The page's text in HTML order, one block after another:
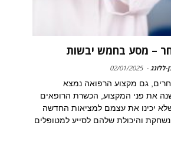
– מסע בחמש יבשות
ללונג -
02/01/2025
גם מקצוע הרפואה נמצא
את פני המקצוע, הכשרת הרופאים
יכינו את עצמם למציאות החדשה
והיכולת שלהם לסייע למטופלים